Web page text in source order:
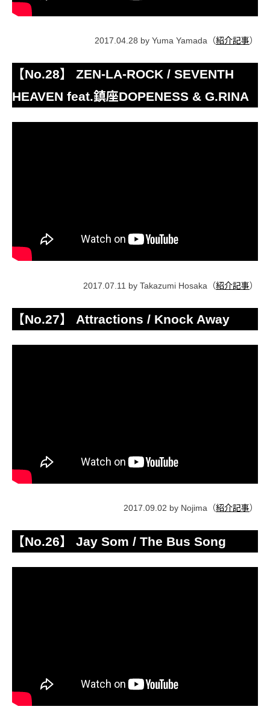
2017.04.28 by Yuma Yamada（紹介記事）
【No.28】 ZEN-LA-ROCK / SEVENTH
HEAVEN feat.鎮座DOPENESS & G.RINA
2017.07.11 by Takazumi Hosaka（紹介記事）
【No.27】 Attractions / Knock Away
2017.09.02 by Nojima（紹介記事）
【No.26】 Jay Som / The Bus Song